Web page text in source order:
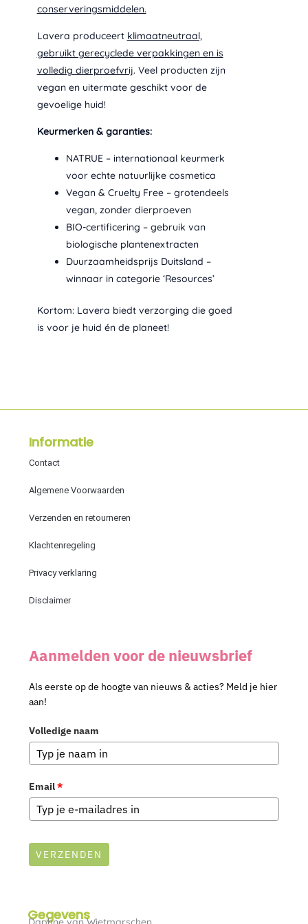
conserveringsmiddelen.
Lavera produceert klimaatneutraal,
gebruikt gerecyclede verpakkingen en is
volledig dierproefvrij. Veel producten zijn
vegan en uitermate geschikt voor de
gevoelige huid!
Keurmerken & garanties:
NATRUE – internationaal keurmerk
voor echte natuurlijke cosmetica
Vegan & Cruelty Free – grotendeels
vegan, zonder dierproeven
BIO-certificering – gebruik van
biologische plantenextracten
Duurzaamheidsprijs Duitsland –
winnaar in categorie ‘Resources’
Kortom: Lavera biedt verzorging die goed
is voor je huid én de planeet!
Gegevens
Informatie
Contact
Algemene Voorwaarden
Verzenden en retourneren
Klachtenregeling
Privacy verklaring
Disclaimer
Aanmelden voor de nieuwsbrief
Als eerste op de hoogte van nieuws & acties? Meld je hier
aan!
Volledige naam
Email*
VERZENDEN